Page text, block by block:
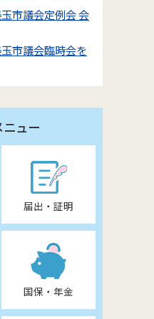
市議会定例会 会
市議会臨時会を
ュー
届出・証明
国保・年金